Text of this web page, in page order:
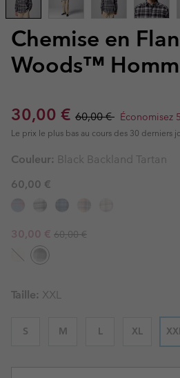
Chemise en
Woods™
Sale price:
30,00 € Regular price:
60,00 € Économisez
Le prix le plus bas au cours des 30 derniers
Couleur: Black Backland Tartan
60,00 €
Sale price:
30,00 € Regular price:
60,00 €
Taille: XXL
S M L XL